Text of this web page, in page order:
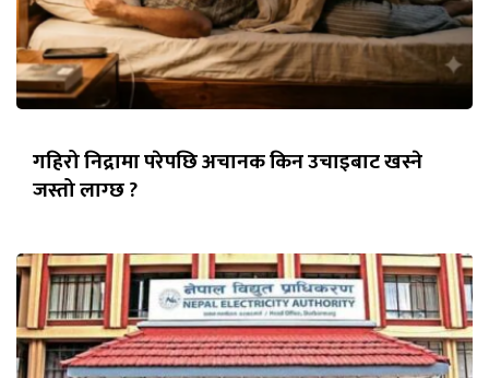
गहिरो निद्रामा परेपछि अचानक किन उचाइबाट खस्ने
जस्तो लाग्छ ?